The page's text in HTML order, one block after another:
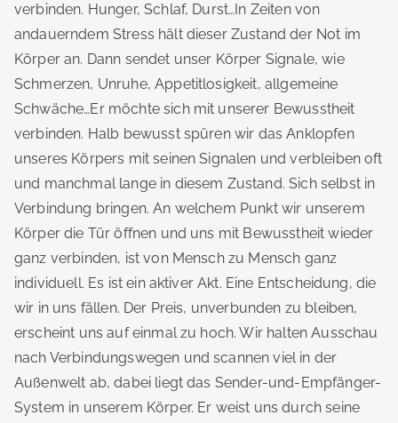
verbinden. Hunger, Schlaf, Durst…In Zeiten von
andauerndem Stress hält dieser Zustand der Not im
Körper an. Dann sendet unser Körper Signale, wie
Schmerzen, Unruhe, Appetitlosigkeit, allgemeine
Schwäche…Er möchte sich mit unserer Bewusstheit
verbinden. Halb bewusst spüren wir das Anklopfen
unseres Körpers mit seinen Signalen und verbleiben oft
und manchmal lange in diesem Zustand. Sich selbst in
Verbindung bringen. An welchem Punkt wir unserem
Körper die Tür öffnen und uns mit Bewusstheit wieder
ganz verbinden, ist von Mensch zu Mensch ganz
individuell. Es ist ein aktiver Akt. Eine Entscheidung, die
wir in uns fällen. Der Preis, unverbunden zu bleiben,
erscheint uns auf einmal zu hoch. Wir halten Ausschau
nach Verbindungswegen und scannen viel in der
Außenwelt ab, dabei liegt das Sender-und-Empfänger-
System in unserem Körper. Er weist uns durch seine